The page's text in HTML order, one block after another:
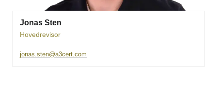
Jonas Sten
Hovedrevisor
jonas.sten@a3cert.com